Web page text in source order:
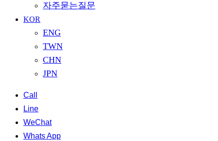
자주묻는질문
KOR
ENG
TWN
CHN
JPN
Call
Line
WeChat
Whats App